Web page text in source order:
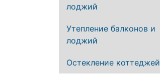
лоджий
Утепление балконов и
лоджий
Остекление коттеджей